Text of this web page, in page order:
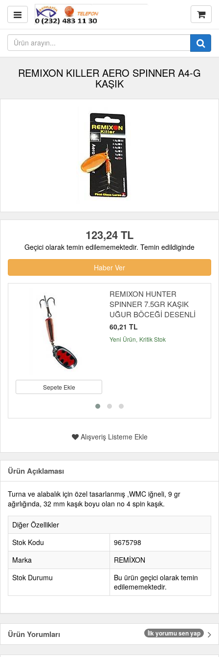
REMIXON KILLER AERO SPINNER A4-G
KAŞIK
123,24 TL
Geçici olarak temin edilememektedir. Temin edildiginde
Haber Ver
Sepete Ekle
REMIXON HUNTER
SPINNER 7.5GR KAŞIK
UĞUR BÖCEĞİ DESENLİ
60,21 TL
Yeni Ürün Kritik Stok
Alışveriş Listeme Ekle
Ürün Açıklaması
Turna ve alabalık için özel tasarlanmış ,WMC iğneli, 9 gr
ağırlığında, 32 mm kaşık boyu olan no 4 spin kaşık.
Diğer Özellikler
Stok Kodu
9675798
Marka
REMİXON
Stok Durumu
Bu ürün geçici olarak temin
edilememektedir.
Ürün Yorumları İlk yorumu sen yap